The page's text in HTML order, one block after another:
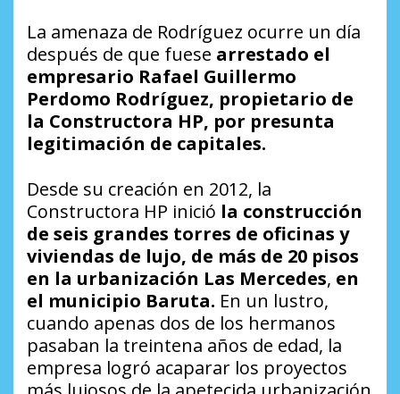
La amenaza de Rodríguez ocurre un día
después de que fuese arrestado el
empresario Rafael Guillermo
Perdomo Rodríguez, propietario de
la Constructora HP, por presunta
legitimación de capitales.
Desde su creación en 2012, la
Constructora HP inició la construcción
de seis grandes torres de oficinas y
viviendas de lujo, de más de 20 pisos
en la urbanización Las Mercedes, en
el municipio Baruta. En un lustro,
cuando apenas dos de los hermanos
pasaban la treintena años de edad, la
empresa logró acaparar los proyectos